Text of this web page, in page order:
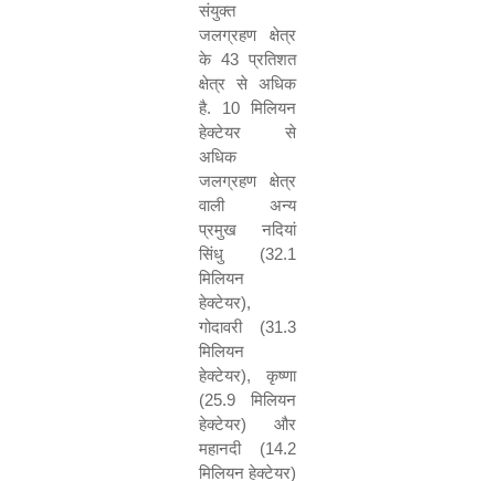
संयुक्त
जलग्रहण क्षेत्र
के 43 प्रतिशत
क्षेत्र से अधिक
है. 10 मिलियन
हेक्टेयर से
अधिक
जलग्रहण क्षेत्र
वाली अन्य
प्रमुख नदियां
सिंधु (32.1
मिलियन
हेक्टेयर),
गोदावरी (31.3
मिलियन
हेक्टेयर), कृष्णा
(25.9 मिलियन
हेक्टेयर) और
महानदी (14.2
मिलियन हेक्टेयर)